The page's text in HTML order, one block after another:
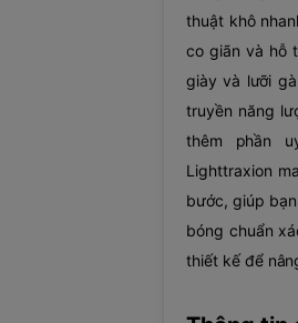
thuật khô
co giãn và hỗ
giày và lưỡi
truyền năng
thêm phần
Lighttraxion
bước, giúp
bóng chuẩn
thiết kế để